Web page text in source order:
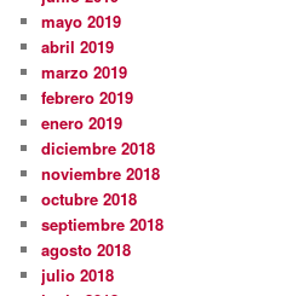
mayo 2019
abril 2019
marzo 2019
febrero 2019
enero 2019
diciembre 2018
noviembre 2018
octubre 2018
septiembre 2018
agosto 2018
julio 2018